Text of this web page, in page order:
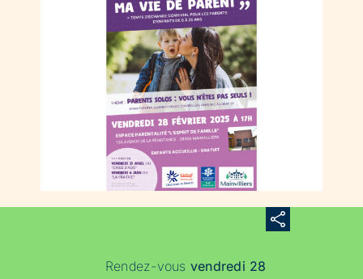
Rendez-vous vendredi 28